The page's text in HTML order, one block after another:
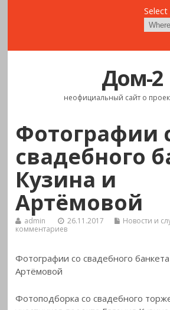
Дом-2
неофициальный сайт о
Фотографии
свадебного
Кузина и
Артёмовой
admin 26.11.2017 Новости и
комментариев
Фотографии со свадебного
Артёмовой
Фотоподборка со свадебного